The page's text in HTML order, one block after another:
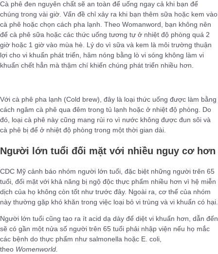
Cà phê đen nguyên chất sẽ an toàn để uống ngay cả khi bạn để
chúng trong vài giờ. Vấn đề chỉ xảy ra khi bạn thêm sữa hoặc kem vào
cà phê hoặc chọn cách pha lạnh. Theo Womanword, bạn không nên
để cà phê sữa hoặc các thức uống tương tự ở nhiệt độ phòng quá 2
giờ hoặc 1 giờ vào mùa hè. Lý do vì sữa và kem là môi trường thuận
lợi cho vi khuẩn phát triển, hâm nóng bằng lò vi sóng không làm vi
khuẩn chết hẳn mà thậm chí khiến chúng phát triển nhiều hơn.
Với cà phê pha lạnh (Cold brew), đây là loại thức uống được làm bằng
cách ngâm cà phê qua đêm trong tủ lạnh hoặc ở nhiệt độ phòng. Do
đó, loại cà phê này cũng mang rủi ro vì nước không được đun sôi và
cà phê bị để ở nhiệt độ phòng trong một thời gian dài.
Người lớn tuổi đối mặt với nhiều nguy cơ hơn
CDC Mỹ cảnh báo nhóm người lớn tuổi, đặc biệt những người trên 65
tuổi, đối mặt với khả năng bị ngộ độc thực phẩm nhiều hơn vì hệ miễn
dịch của họ không còn tốt như trước đây. Ngoài ra, cơ thể của nhóm
này thường gặp khó khăn trong việc loại bỏ vi trùng và vi khuẩn có hại.
Người lớn tuổi cũng tạo ra ít acid dạ dày để diệt vi khuẩn hơn, dẫn đến
sẽ có gần một nửa số người trên 65 tuổi phải nhập viện nếu họ mắc
các bệnh do thực phẩm như salmonella hoặc E. coli,
theo Womenworld.